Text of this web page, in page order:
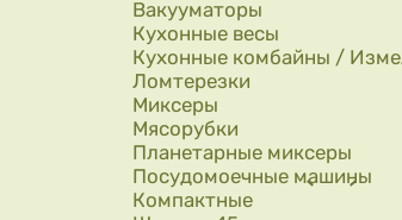
Вакууматоры
Кухонные весы
Кухонные комбайны /
Ломтерезки
Миксеры
Мясорубки
Планетарные миксеры
Посудомоечные машины
Компактные